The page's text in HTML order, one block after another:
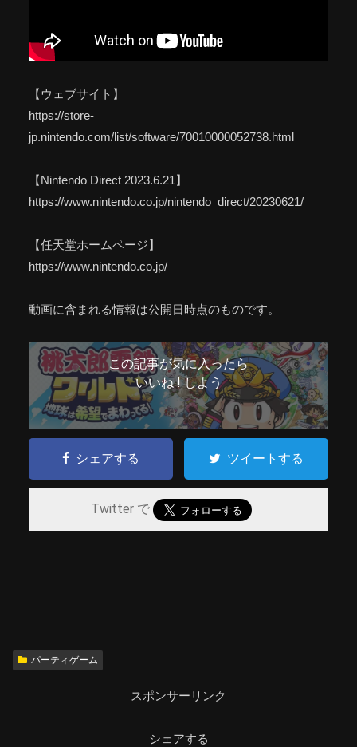
【ウェブサイト】
https://store-
jp.nintendo.com/list/software/70010000052738.html
【Nintendo Direct 2023.6.21】
https://www.nintendo.co.jp/nintendo_direct/20230621/
【任天堂ホームページ】
https://www.nintendo.co.jp/
動画に含まれる情報は公開日時点のものです。
この記事が気に入ったら
いいね ! しよう
シェアする ツイートする
Twitter で
パーティゲーム
スポンサーリンク
シェアする